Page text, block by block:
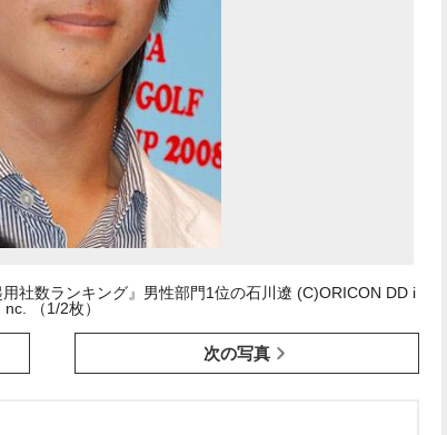
社数ランキング』男性部門1位の石川遼 (C)ORICON DD i
nc. （1/2枚）
次の写真